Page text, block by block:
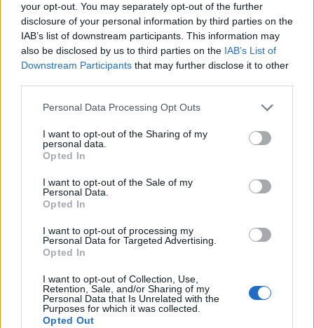
your opt-out. You may separately opt-out of the further
disclosure of your personal information by third parties on the
IAB’s list of downstream participants. This information may
also be disclosed by us to third parties on the IAB’s List of
Downstream Participants that may further disclose it to other
Personal Data Processing Opt Outs
I want to opt-out of the Sharing of my
personal data.
Opted In
I want to opt-out of the Sale of my
Personal Data.
Opted In
I want to opt-out of processing my
Personal Data for Targeted Advertising.
Opted In
I want to opt-out of Collection, Use,
Retention, Sale, and/or Sharing of my
Personal Data that Is Unrelated with the
Purposes for which it was collected.
Opted Out
Η Volkswagen παρουσιάζει το νέο
T-Roc
TheCars.gr|12/02/2026 13:00